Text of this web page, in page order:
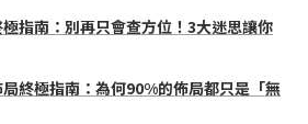
指南：別再只會查方位！3大迷思讓你
終極指南：為何90%的佈局都只是「無